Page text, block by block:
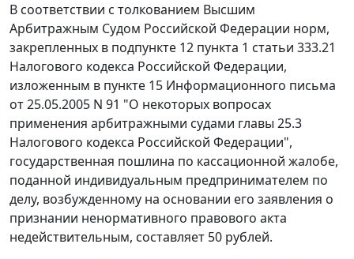
В соответствии с толкованием Высшим
Арбитражным Судом Российской Федерации норм,
закрепленных в подпункте 12 пункта 1 статьи 333.21
Налогового кодекса Российской Федерации,
изложенным в пункте 15 Информационного письма
от 25.05.2005 N 91 "О некоторых вопросах
применения арбитражными судами главы 25.3
Налогового кодекса Российской Федерации",
государственная пошлина по кассационной жалобе,
поданной индивидуальным предпринимателем по
делу, возбужденному на основании его заявления о
признании ненормативного правового акта
недействительным, составляет 50 рублей.